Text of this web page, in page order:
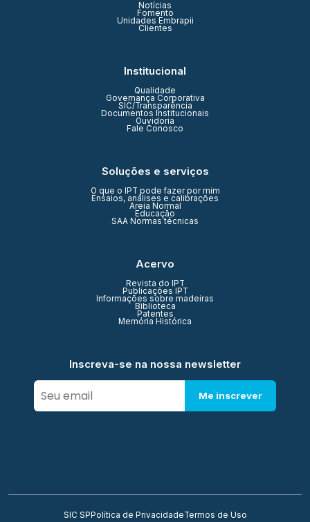
Notícias
Fomento
Unidades Embrapii
Clientes
Institucional
Qualidade
Governança Corporativa
SIC/Transparência
Documentos Institucionais
Ouvidoria
Fale Conosco
Soluções e serviços
O que o IPT pode fazer por mim
Ensaios, análises e calibrações
Areia Normal
Educação
SAA Normas técnicas
Acervo
Revista do IPT
Publicações IPT
Informações sobre madeiras
Biblioteca
Patentes
Memória Histórica
Inscreva-se na nossa newsletter
Me inscrever
SIC SP Política de PrivacidadeTermos de Uso